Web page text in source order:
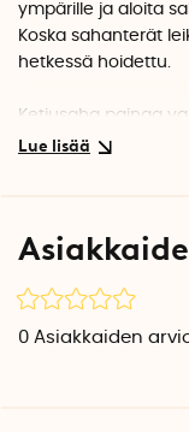
ympärille ja aloita
Koska sahanterät
hetkessä hoidettu.
Ketjusaha painaa
kätevä
Pyyhi ketju
ketjuöljyllä tarpeen
0 Asiakkaiden